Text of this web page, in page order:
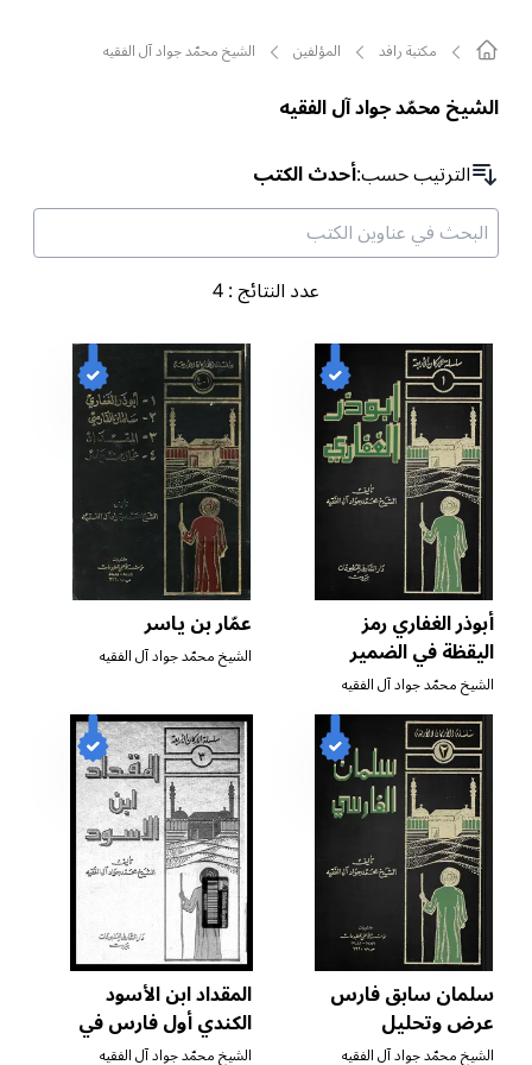
مکتبة رافد المؤلفين الشيخ محمّد جواد آل الفقيه
الشيخ محمّد جواد آل الفقيه
الترتیب حسب:أحدث الكتب
عدد النتائج:
4
أبوذر الغفاري رمز
اليقظة في الضمير
الإنساني
الشيخ محمّد جواد آل الفقيه
عمّار بن ياسر
الشيخ محمّد جواد آل الفقيه
سلمان سابق فارس
عرض وتحليل
الشيخ محمّد جواد آل الفقيه
المقداد ابن الأسود
الكندي أول فارس في
الإسلام
الشيخ محمّد جواد آل الفقيه